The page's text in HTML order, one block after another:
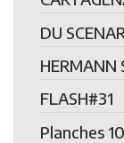
DU
HERMANN
FLASH#31
Planches